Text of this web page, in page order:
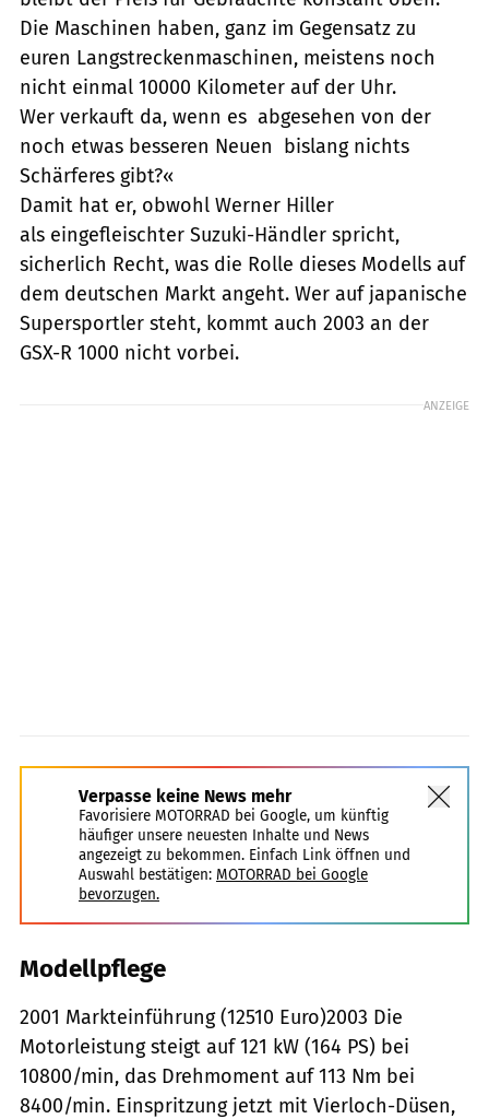
Die Maschinen haben, ganz im Gegensatz zu
euren Langstreckenmaschinen, meistens noch
nicht einmal 10000 Kilometer auf der Uhr.
Wer verkauft da, wenn es  abgesehen von der
noch etwas besseren Neuen  bislang nichts
Schärferes gibt?«
Damit hat er, obwohl Werner Hiller
als eingefleischter Suzuki-Händler spricht,
sicherlich Recht, was die Rolle dieses Modells auf
dem deutschen Markt angeht. Wer auf japanische
Supersportler steht, kommt auch 2003 an der
GSX-R 1000 nicht vorbei.
ANZEIGE
Verpasse keine News mehr
Favorisiere MOTORRAD bei Google, um künftig
häufiger unsere neuesten Inhalte und News
angezeigt zu bekommen. Einfach Link öffnen und
Auswahl bestätigen: MOTORRAD bei Google
bevorzugen.
Modellpflege
2001 Markteinführung (12510 Euro)2003 Die
Motorleistung steigt auf 121 kW (164 PS) bei
10800/min, das Drehmoment auf 113 Nm bei
8400/min. Einspritzung jetzt mit Vierloch-Düsen,